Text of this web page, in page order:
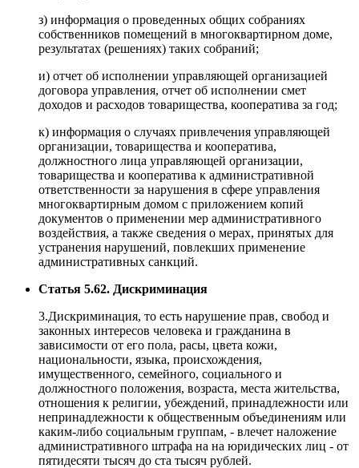
з) информация о проведенных общих собраниях
собственников помещений в многоквартирном доме,
результатах (решениях) таких собраний;
и) отчет об исполнении управляющей организацией
договора управления, отчет об исполнении смет
доходов и расходов товарищества, кооператива за год;
к) информация о случаях привлечения управляющей
организации, товарищества и кооператива,
должностного лица управляющей организации,
товарищества и кооператива к административной
ответственности за нарушения в сфере управления
многоквартирным домом с приложением копий
документов о применении мер административного
воздействия, а также сведения о мерах, принятых для
устранения нарушений, повлекших применение
административных санкций.
Статья 5.62. Дискриминация
3.Дискриминация, то есть нарушение прав, свобод и
законных интересов человека и гражданина в
зависимости от его пола, расы, цвета кожи,
национальности, языка, происхождения,
имущественного, семейного, социального и
должностного положения, возраста, места жительства,
отношения к религии, убеждений, принадлежности или
непринадлежности к общественным объединениям или
каким-либо социальным группам, - влечет наложение
административного штрафа на на юридических лиц - от
пятидесяти тысяч до ста тысяч рублей.